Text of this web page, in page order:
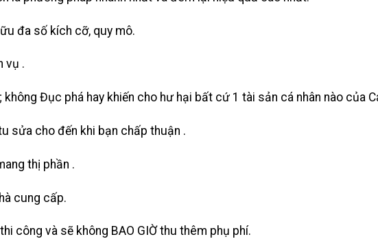
đa số kích cỡ, quy mô.
vụ .
Đục phá hay khiến cho hư hại bất cứ 1 tài sản cá nhân nào của
sửa cho đến khi bạn chấp thuận .
thị phần .
cung cấp.
công và sẽ không BAO GIỜ thu thêm phụ phí.